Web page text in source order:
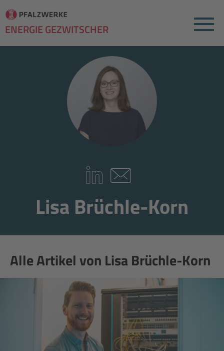
ENERGIE GEZWITSCHER Menu
LinkedinE-Mail schreiben
Lisa Brüchle-Korn
Alle Artikel von Lisa Brüchle-Korn